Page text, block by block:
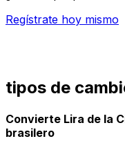
Regístrate hoy mismo
tipos de
Convierte Lira de la
brasilero